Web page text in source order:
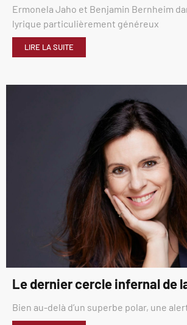
Ermonela Jaho et Benjamin Bernheim
lyrique particulièrement généreux
LIRE LA SUITE
Le dernier cercle infernal de
Bien au-delà d’un superbe polar, une